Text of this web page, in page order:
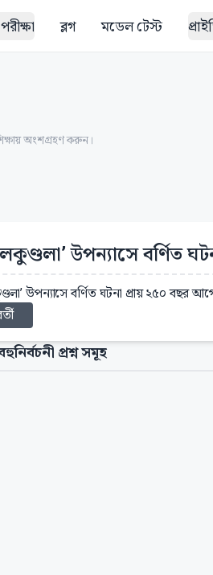
ব্লগ মডেল টেস্ট
অংশগ্রহণ করুন।
উপন্যাসে বর্ণিত
উপন্যাসে বর্ণিত ঘটনা প্রায় ২৫০ বছর
প্রশ্ন সমূহ